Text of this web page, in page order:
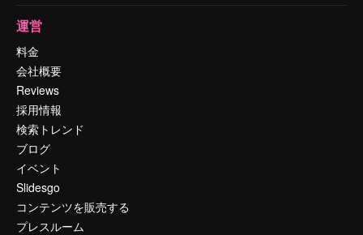
運営
料金
会社概要
Reviews
採用情報
検索トレンド
ブログ
イベント
Slidesgo
コンテンツを販売する
プレスルーム